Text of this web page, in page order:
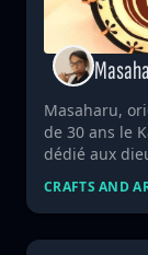
Masaharu,
de 30 ans le
dédié aux
CRAFTS AND